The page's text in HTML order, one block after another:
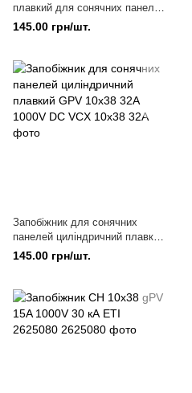
плавкий для сонячних панелей
GPV 10x38 20A 1000V DC VCX
145.00 грн/шт.
Запобіжник для сонячних
панелей циліндричний плавкий
GPV 10x38 32A 1000V DC VCX
145.00 грн/шт.